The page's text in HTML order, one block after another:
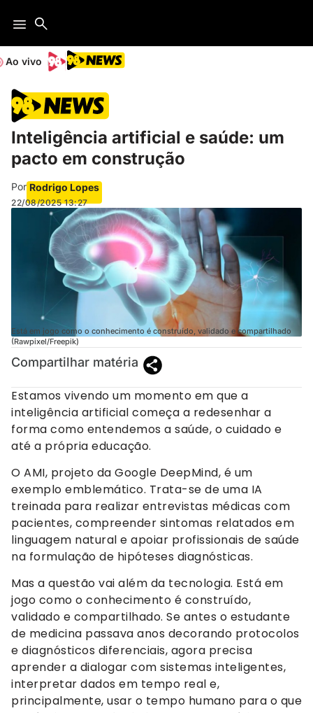
Ao vivo
Inteligência artificial e saúde: um
pacto em construção
Por Rodrigo Lopes
22/08/2025 13:27
Está em jogo como o conhecimento é construído, validado e compartilhado
(Rawpixel/Freepik)
Compartilhar matéria
Estamos vivendo um momento em que a
inteligência artificial começa a redesenhar a
forma como entendemos a saúde, o cuidado e
até a própria educação.
O AMI, projeto da Google DeepMind, é um
exemplo emblemático. Trata-se de uma IA
treinada para realizar entrevistas médicas com
pacientes, compreender sintomas relatados em
linguagem natural e apoiar profissionais de saúde
na formulação de hipóteses diagnósticas.
Mas a questão vai além da tecnologia. Está em
jogo como o conhecimento é construído,
validado e compartilhado. Se antes o estudante
de medicina passava anos decorando protocolos
e diagnósticos diferenciais, agora precisa
aprender a dialogar com sistemas inteligentes,
interpretar dados em tempo real e,
principalmente, usar o tempo humano para o que